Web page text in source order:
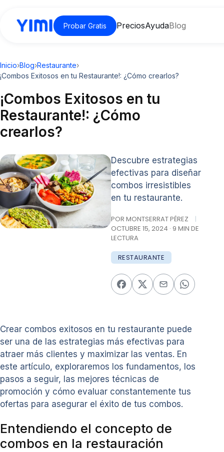
Probar Gratis PreciosAyudaBlog
Inicio›Blog›Restaurante›
¡Combos Exitosos en tu Restaurante!: ¿Cómo crearlos?
¡Combos Exitosos en tu
Restaurante!: ¿Cómo
crearlos?
Descubre estrategias
efectivas para diseñar
combos irresistibles
en tu restaurante.
POR MONTSERRAT PÉREZ
|
OCTUBRE 15, 2024 · 9 MIN DE
LECTURA
RESTAURANTE
Crear combos exitosos en tu restaurante puede
ser una de las estrategias más efectivas para
atraer más clientes y maximizar las ventas. En
este artículo, exploraremos los fundamentos, los
pasos a seguir, las mejores técnicas de
promoción y cómo evaluar constantemente tus
ofertas para asegurar el éxito de tus combos.
Entendiendo el concepto de
combos en la restauración